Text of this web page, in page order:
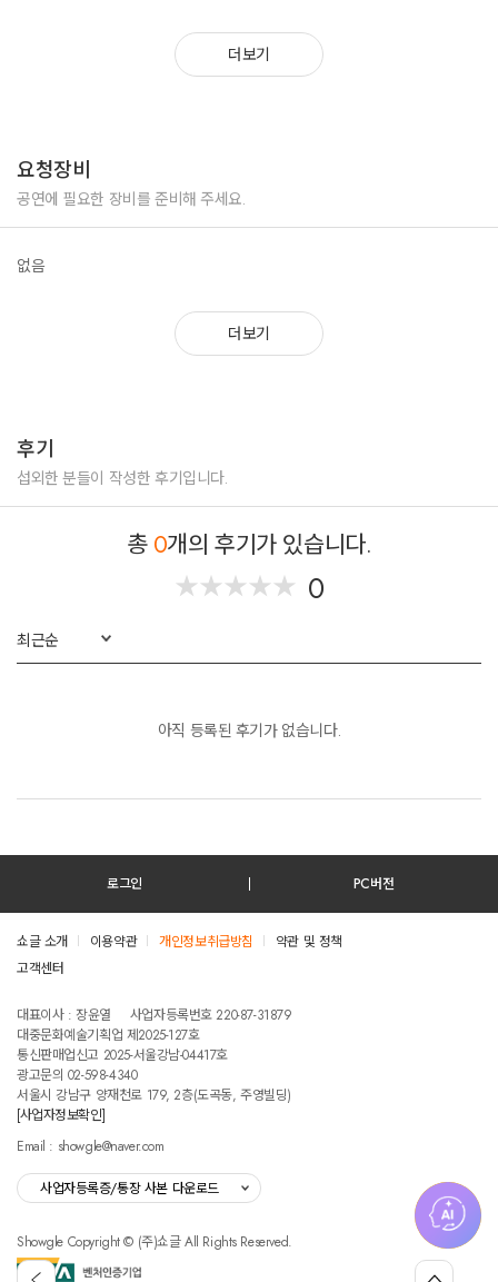
다. 엔딩으로 루파주니어의 트레이드마크인 병마술을 통해 공연의 마무리를
더보기
요청장비
공연에 필요한 장비를 준비해 주세요.
없음
더보기
후기
섭외한 분들이 작성한 후기입니다.
총 0개의 후기가 있습니다.
★★★★★
★★★★★ 0
최근순
아직 등록된 후기가 없습니다.
뒤
섭
외맨
로그인 PC버전
쇼글 소개 이용약관 개인정보취급방침
약관 및 정책
고객센터
대표이사 : 장윤열
사업자등록번호 220-87-31879
대중문화예술기획업 제2025-127호
통신판매업신고 2025-서울강남-04417호
광고문의 02-598-4340
서울시 강남구 양재천로 179, 2층(도곡동, 주영빌딩)
[사업자정보확인]
Email : showgle@naver.com
사업자등록증/통장 사본 다운로드
Showgle Copyright © (주)쇼글 All Rights Reserved.